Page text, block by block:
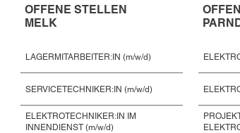
OFFENE STELLEN
MELK
LAGERMITARBEITER:IN (m/w/d)
SERVICETECHNIKER:IN (m/w/d)
ELEKTROTECHNIKER:IN IM
INNENDIENST (m/w/d)